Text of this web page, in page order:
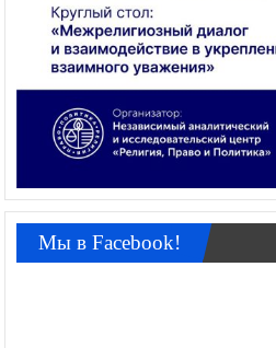
Мы в Facebook!